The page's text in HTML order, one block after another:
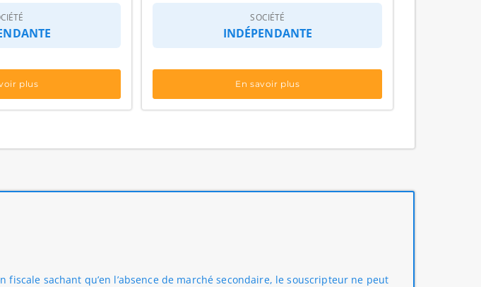
plus
SOCIÉTÉ
INDÉPENDANTE
En savoir plus
sachant qu’en l’absence de marché secondaire, le souscripteur ne peut